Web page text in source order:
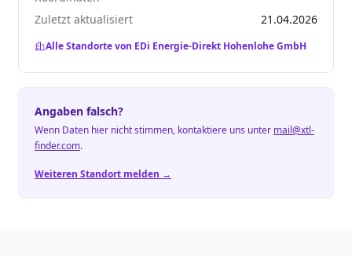
Zuletzt aktualisiert 21.04.2026
Alle Standorte von EDi Energie-Direkt Hohenlohe GmbH
Angaben falsch?
Wenn Daten hier nicht stimmen, kontaktiere uns unter mail@xtl-
finder.com.
Weiteren Standort melden →